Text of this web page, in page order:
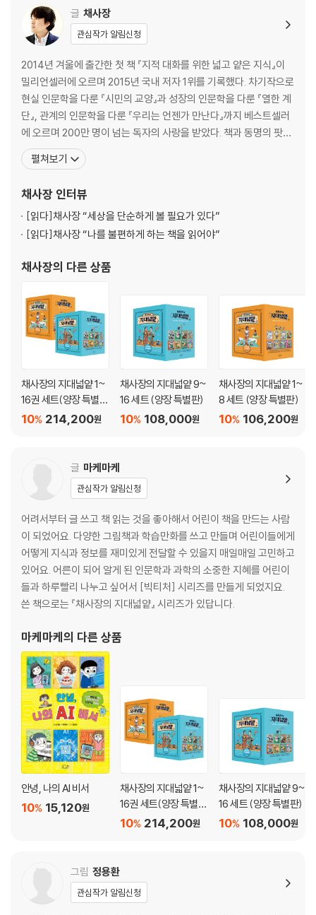
소중한 사람들에게 자신 있게 권할 수 있는 어린이 교양서적이 있을까?
〈채사장의 지대넓얕〉 시리즈는 출간 즉시 학부모와 어린이들 사이에서 큰
호평을 받으며 입소문을 타고 초등 필독서로 자리매김하였다. 어른이 읽어
도 재미있고, 아이들은 여러 번 반복 독서를 하며 인생에 필요한 인문학 지
식을 쌓아간다는 평이다. 교양은 특별하고 어려운 문화가 아니라 모든 세
대가 함께 즐기는 유희다. 우리가 대화하고 소통하는 데 필요한 것은 언어
뿐이 아니다. 우리 인류가 함께 경험한 공통분모, 넓고 얕은 지식이다.
[도서] 채사장의 지대넓얕 11 : 시공간의 비밀 : 지적 대화를 위한 넓고 얕
은 지식 (초판한정부록 : 저자 사인 인쇄본 + 과학사 연표(1장) )
이제 과학적 사고에 눈 뜨게 될 것이다
세계를 새롭게 바라보게 만드는 신비로운 과학의 힘!
“어린이 도서관에서 가장 인기 있는 책”
“분야를 넘나드는 시리즈로 아이들에게 다양한 관심을 불러일으키는 책”
첫 출간과 동시에 학부모와 어린이들 사이에서 깊은 인상을 남기고 초등
필독서로 자리매김한 〈채사장의 지대넓얕〉 시리즈. 어느덧 열한 권째 책이
출시되었다. 어린이를 위한 스토리텔링 학습 도서는 이미 많지만, 파편화
된 지식을 하나로 꿰며 세계에 대한 이해와 통찰로 연결시키는 책은 찾아
보기 어려웠다. 지식을 뛰어넘는 지혜의 밑그림을 그리게 해 주는 이 시리
즈는 어린이뿐 아니라 어른이 읽어도 충분히 흥미로운 매력으로 여러 세대
3. 지구 플러스 알파
- 지구의 탄생
[채사장의 핵심노트] 지질 시대
[마스터의 보고서] 생명의 탄생
[Break time] 캄브리아기 대폭발
4. 걷는 물고기
- 진화의 시작
[채사장의 핵심노트] 진화와 오해
[마스터의 보고서] 진화의 증거, 딸꾹질
5. 인간을 기다리며
- 지구 대멸종
[마스터의 보고서] 여섯 번째 대멸종
에필로그 우리는 언젠가 만난다
최종정리
『채사장의 지대넓얕 10 : 거인의 어깨』
프롤로그신호를 보내다
1. 우주의 중심은 무엇일까?
[마스터의 보고서] 알렉산드리아 도서관
[Break time] 프톨레마이오스의 별자리
2. 단순하고 아름다운 진리
- 중세의 과학
[채사장의 핵심 노트] 오컴의 면도날
[마스터의 보고서] 코페르니쿠스의 지동설
[Break time] 어떤 행성이 있을까?
- 지동설과 수학적 근거
[채사장의 핵심 노트] 갈릴레이의 지동설
[마스터의 보고서] 갈릴레오 갈릴레이
[Break time] 갈릴레이의 집은 어디인가
4. 파리의 위치를 수식으로 표현한다고?
- 대수학과 기하학
[채사장의 핵심 노트] 케플러와 데카르트
[마스터의 보고서] 르네 데카르트
[Break time] 거인의 어깨에 올라타라
5. 우리는 서로를 당기고 있다
[마스터의 보고서] 아이작 뉴턴
[Break time] 가로세로 낱말풀이
글 채사장
관심작가 알림신청
2014년 겨울에 출간한 첫 책 『지적 대화를 위한 넓고 얕은 지식』이
밀리언셀러에 오르며 2015년 국내 저자 1위를 기록했다. 차기작으로
현실 인문학을 다룬 『시민의 교양』과 성장의 인문학을 다룬 『열한 계
단』, 관계의 인문학을 다룬 『우리는 언젠가 만난다』까지 베스트셀러
에 오르며 200만 명이 넘는 독자의 사랑을 받았다. 책과 동명의 팟캐
스트 [지대넓얕]은 장기간 팟캐스트 순위 1위를 기록하며, 정치 내용
판도의 팟캐스트 시장에 돌풍을 일으켰다. 2015년 아이튠즈 팟캐스
끝난 지금도 여전히 지적 대화를 목
펼쳐보기
채사장 인터뷰
[읽다]채사장 “세상을 단순하게 볼 필요가 있다”
[읽다]채사장 “나를 불편하게 하는 책을 읽어야”
채사장의 다른 상품
채사장의 지대넓얕 1~
16권 세트(양장 특별
판)
214,200원
10%
채사장의 지대넓얕 9~
16 세트 (양장 특별판)
108,000원
10%
채사장의 지대넓얕 1~
8 세트 (양장 특별판)
106,200원
10%
글 마케마케
관심작가 알림신청
어려서부터 글 쓰고 책 읽는 것을 좋아해서 어린이 책을 만드는 사람
이 되었어요. 다양한 그림책과 학습만화를 쓰고 만들며 어린이들에게
어떻게 지식과 정보를 재미있게 전달할 수 있을지 매일매일 고민하고
있어요. 어른이 되어 알게 된 인문학과 과학의 소중한 지혜를 어린이
들과 하루빨리 나누고 싶어서 [빅티처] 시리즈를 만들게 되었지요.
쓴 책으로는 『채사장의 지대넓얕』 시리즈가 있답니다.
마케마케 의 다른 상품
안녕, 나의 AI 비서
15,120원
10%
채사장의 지대넓얕 1~
16권 세트(양장 특별
판)
214,200원
10%
채사장의 지대넓얕 9~
16 세트 (양장 특별판)
108,000원
10%
그림 정용환
관심작가 알림신청